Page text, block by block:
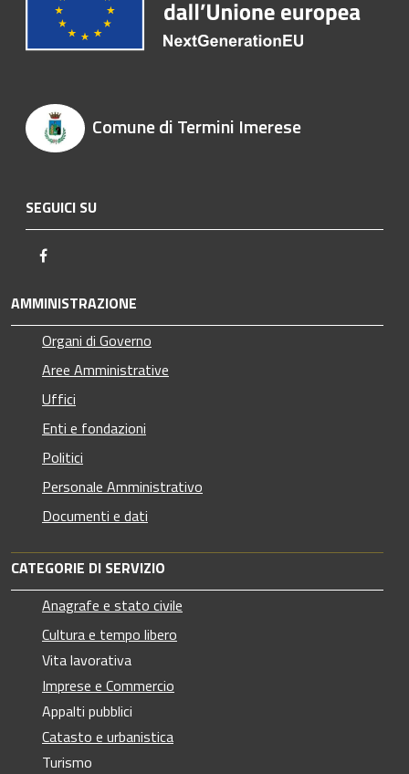
Comune di Termini Imerese
SEGUICI SU
AMMINISTRAZIONE
Organi di Governo
Aree Amministrative
Uffici
Enti e fondazioni
Politici
Personale Amministrativo
Documenti e dati
CATEGORIE DI SERVIZIO
Anagrafe e stato civile
Cultura e tempo libero
Vita lavorativa
Imprese e Commercio
Appalti pubblici
Catasto e urbanistica
Turismo